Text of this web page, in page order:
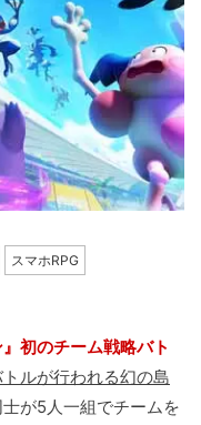
スマホRPG
初のチーム戦略バト
ルが行われる幻の島
が5人一組でチームを